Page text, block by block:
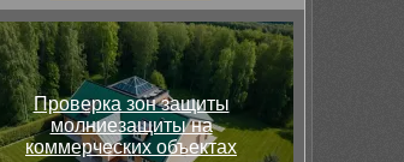
Проверка зон защиты
молниезащиты на
коммерческих объектах